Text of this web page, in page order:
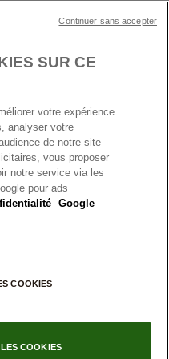
& Collect
Pandora
SUR CE
votre expérience
analyser votre
de notre site
vous proposer
notre service via les
pour ads
Google
COOKIES
COOKIES
Continuer sans accepter